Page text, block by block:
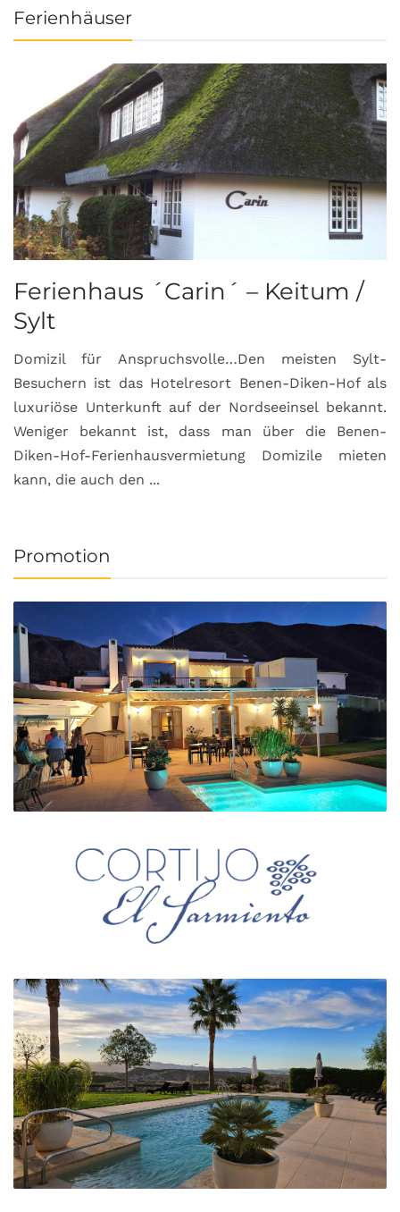
Ferienhäuser
Ferienhaus ´Carin´ – Keitum /
Sylt
Domizil für Anspruchsvolle…Den meisten Sylt-
Besuchern ist das Hotelresort Benen-Diken-Hof als
luxuriöse Unterkunft auf der Nordseeinsel bekannt.
Weniger bekannt ist, dass man über die Benen-
Diken-Hof-Ferienhausvermietung Domizile mieten
kann, die auch den ...
Promotion